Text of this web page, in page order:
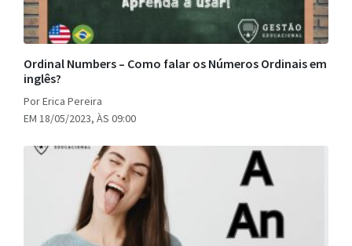
Ordinal Numbers – Como falar os Números Ordinais em
inglês?
Por Erica Pereira
EM 18/05/2023, ÀS 09:00